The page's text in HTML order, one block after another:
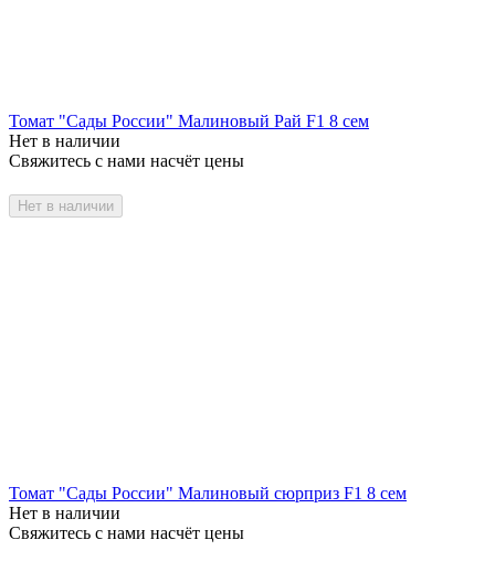
Томат "Сады России" Малиновый Рай F1 8 сем
Нет в наличии
Свяжитесь с нами насчёт цены
Нет в наличии
Томат "Сады России" Малиновый сюрприз F1 8 сем
Нет в наличии
Свяжитесь с нами насчёт цены